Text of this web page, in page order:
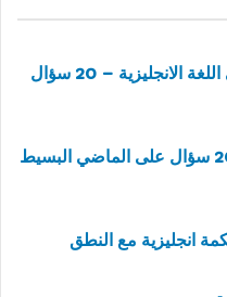
تمارين على المضارع البسيط في اللغة الانجليزية – 20 سؤال
تمارين على الماضي البسيط – 20 سؤال على الماضي البسيط